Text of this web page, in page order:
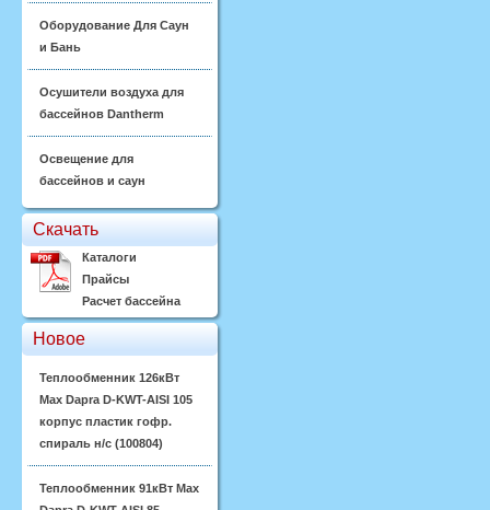
Оборудование Для Саун
и Бань
Осушители воздуха для
бассейнов Dantherm
Освещение для
бассейнов и саун
Скачать
Каталоги
Прайсы
Расчет бассейна
Новое
Теплообменник 126кВт
Max Dapra D-KWT-AISI 105
корпус пластик гофр.
спираль н/с (100804)
Теплообменник 91кВт Max